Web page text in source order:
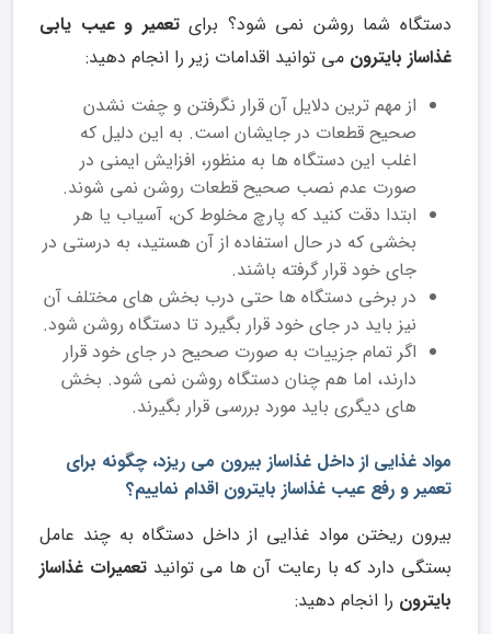
دستگاه شما روشن نمی شود؟ برایتعمیر و عیب یابی
غذاساز بایترون می توانید اقدامات زیر را انجام دهید:
از مهم‌ ترین دلایل آن قرار نگرفتن و چفت نشدن
صحیح قطعات در جایشان است. به این دلیل که
اغلب این دستگاه‌ ها به منظور، افزایش ایمنی در
صورت عدم نصب صحیح قطعات روشن نمی ‌شوند.
ابتدا دقت کنید که پارچ مخلوط ‌کن، آسیاب یا هر
بخشی که در حال استفاده از آن هستید، به درستی در
جای خود قرار گرفته باشند.
در برخی دستگاه‌ ها حتی درب بخش‌ های مختلف آن
نیز باید در جای خود قرار بگیرد تا دستگاه روشن شود.
اگر تمام جزییات به صورت صحیح در جای خود قرار
دارند، اما هم چنان دستگاه روشن نمی ‌شود. بخش
‌های دیگری باید مورد بررسی قرار بگیرند.
مواد غذایی از داخل غذاساز بیرون می ریزد، چگونه برای
تعمیر و رفع عیب غذاساز بایترون اقدام نماییم؟
بیرون ریختن مواد غذایی از داخل دستگاه به چند عامل
بستگی دارد که با رعایت آن ها می توانیدتعمیرات غذاساز
بایترون را انجام دهید: